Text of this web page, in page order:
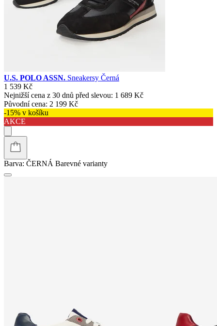
U.S. POLO ASSN. Sneakersy Černá
1 539 Kč
Nejnižší cena z 30 dnů před slevou: 1 689 Kč
Původní cena: 2 199 Kč
-15% v košíku
AKCE
Barva: ČERNÁ Barevné varianty